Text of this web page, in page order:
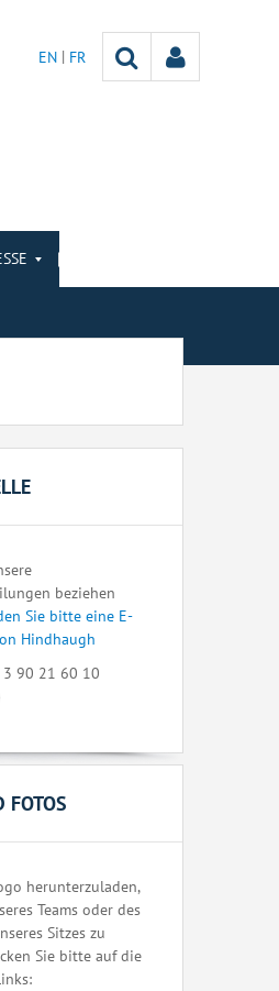
EN FR
beziehen
Sie bitte eine E-
Hindhaugh
3 90 21 60 10
FOTOS
herunterzuladen,
Teams oder des
Sitzes zu
Sie bitte auf die